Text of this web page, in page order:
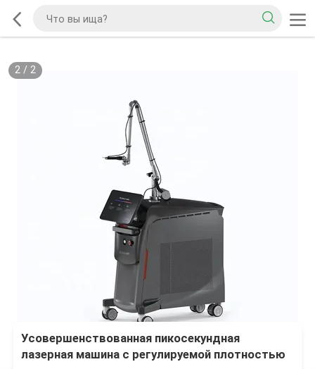
2/ 2
Усовершенствованная пикосекундная
лазерная машина с регулируемой плотностью